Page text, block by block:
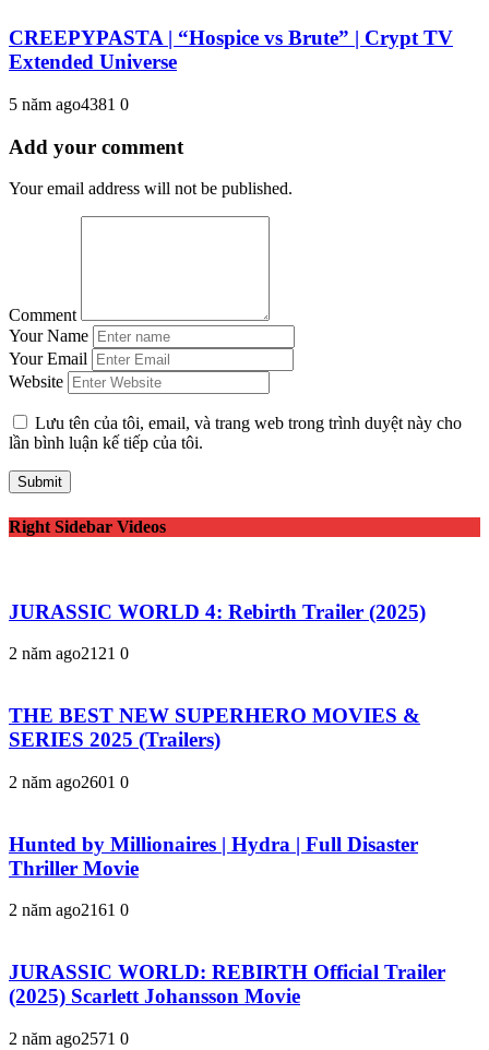
CREEPYPASTA | “Hospice vs Brute” | Crypt TV
Extended Universe
5 năm ago4381 0
Add your comment
Your email address will not be published.
Comment
Your Name
Your Email
Website
Lưu tên của tôi, email, và trang web trong trình duyệt này cho
lần bình luận kế tiếp của tôi.
Right Sidebar Videos
JURASSIC WORLD 4: Rebirth Trailer (2025)
2 năm ago2121 0
THE BEST NEW SUPERHERO MOVIES &
SERIES 2025 (Trailers)
2 năm ago2601 0
Hunted by Millionaires | Hydra | Full Disaster
Thriller Movie
2 năm ago2161 0
JURASSIC WORLD: REBIRTH Official Trailer
(2025) Scarlett Johansson Movie
2 năm ago2571 0